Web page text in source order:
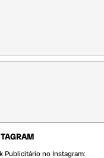
Publicitário no Instagram: